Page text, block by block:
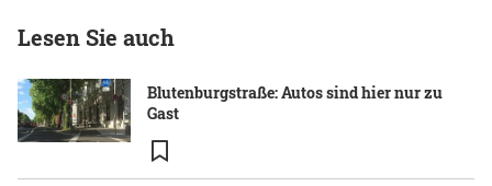
Lesen Sie auch
Blutenburgstraße: Autos sind hier nur zu
Gast